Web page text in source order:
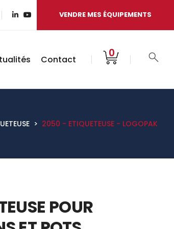
> 2050 - ETIQUETEUSE - LOGOPAK
VENDRE MES ÉQUIPEMENTS
Contact 0
POUR